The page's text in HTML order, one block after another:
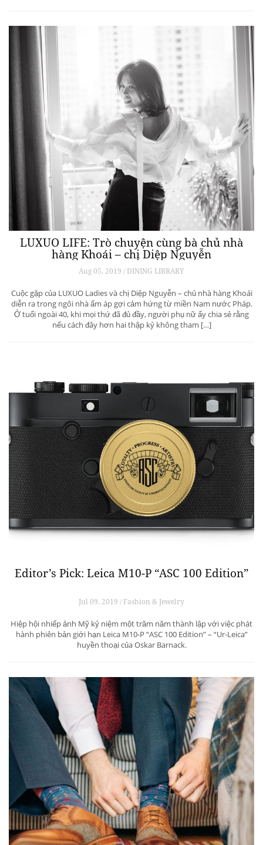
LUXUO LIFE: Trò chuyện cùng bà chủ nhà
hàng Khoái – chị Diệp Nguyễn
Aug 05, 2019 / DINING LIBRARY
Cuộc gặp của LUXUO Ladies và chị Diệp Nguyễn – chủ nhà hàng Khoái
diễn ra trong ngôi nhà ấm áp gợi cảm hứng từ miền Nam nước Pháp.
Ở tuổi ngoài 40, khi mọi thứ đã đủ đầy, người phụ nữ ấy chia sẻ rằng
nếu cách đây hơn hai thập kỷ không tham […]
Editor’s Pick: Leica M10-P “ASC 100 Edition”
Jul 09, 2019 / Fashion & Jewelry
Hiệp hội nhiếp ảnh Mỹ kỷ niệm một trăm năm thành lập với việc phát
hành phiên bản giới hạn Leica M10-P “ASC 100 Edition” – “Ur-Leica”
huyền thoại của Oskar Barnack.